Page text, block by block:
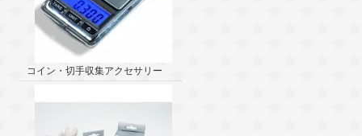
コイン・切手収集アクセサリー